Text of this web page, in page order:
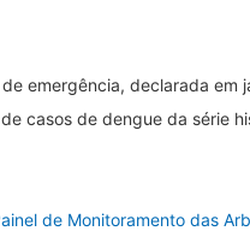
emergência, declarada em
casos de dengue da série
de Monitoramento das